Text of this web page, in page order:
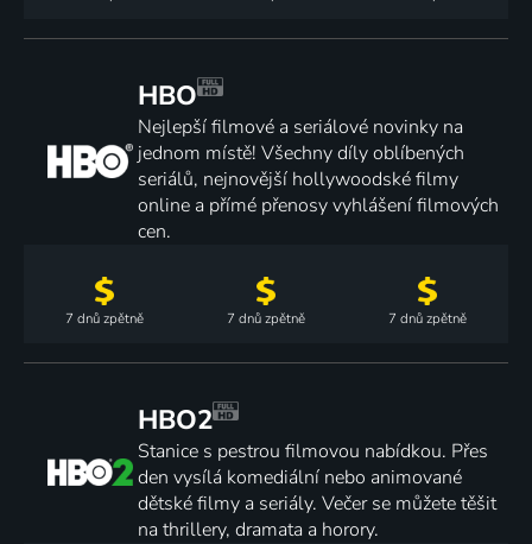
HBO
Nejlepší filmové a seriálové novinky na
jednom místě! Všechny díly oblíbených
seriálů, nejnovější hollywoodské filmy
online a přímé přenosy vyhlášení filmových
cen.
7 dnůzpětně 7 dnůzpětně 7 dnůzpětně
HBO2
Stanice s pestrou filmovou nabídkou. Přes
den vysílá komediální nebo animované
dětské filmy a seriály. Večer se můžete těšit
na thrillery, dramata a horory.